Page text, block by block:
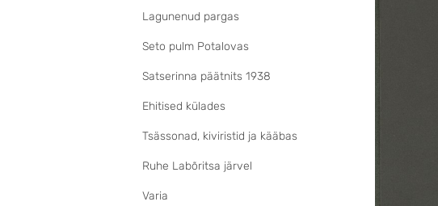
Lagunenud pargas
Seto pulm Potalovas
Satserinna päätnits 1938
Ehitised külades
Tsässonad, kiviristid ja kääbas
Ruhe Labõritsa järvel
Varia